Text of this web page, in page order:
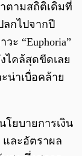
ตามสถิติเดิมที่
กไปจากปี
ะ “Euphoria”
ไคล้สุดขีดเลย
น่าเบื่อคล้าย
ยบายการเงิน
และอัตราผล